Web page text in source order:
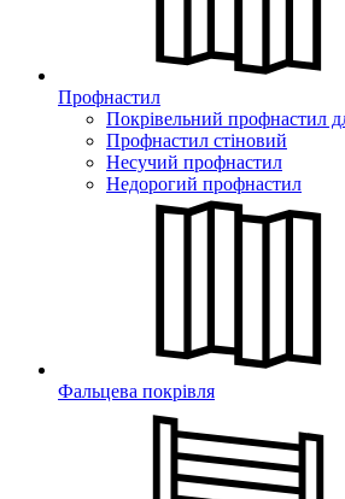
Профнастил
Покрівельний профнастил
Профнастил стіновий
Несучий профнастил
Недорогий профнастил
Фальцева покрівля